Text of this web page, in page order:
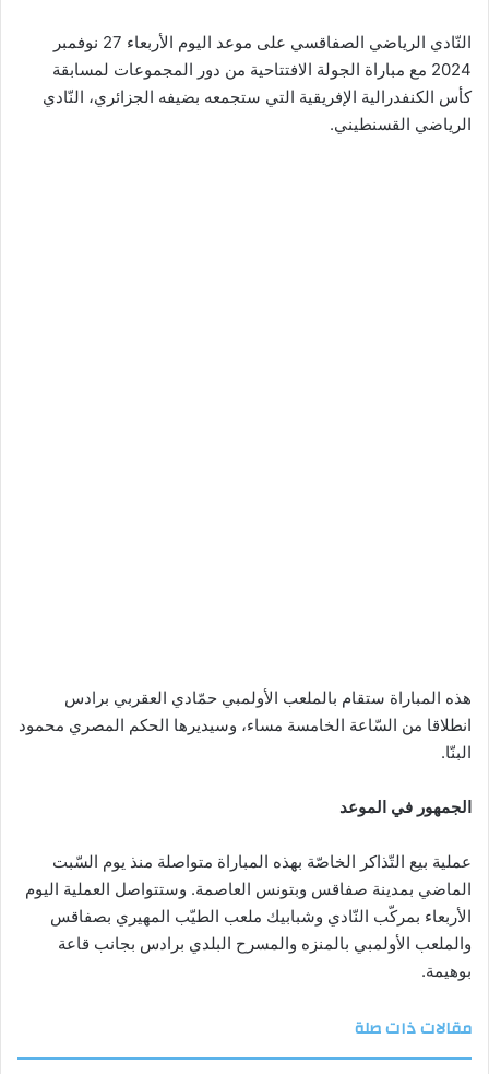
النّادي الرياضي الصفاقسي على موعد اليوم الأربعاء 27 نوفمبر
2024 مع مباراة الجولة الافتتاحية من دور المجموعات لمسابقة
كأس الكنفدرالية الإفريقية التي ستجمعه بضيفه الجزائري، النّادي
الرياضي القسنطيني.
هذه المباراة ستقام بالملعب الأولمبي حمّادي العقربي برادس
انطلاقا من السّاعة الخامسة مساء، وسيديرها الحكم المصري محمود
البنّا.
الجمهور في الموعد
عملية بيع التّذاكر الخاصّة بهذه المباراة متواصلة منذ يوم السّبت
الماضي بمدينة صفاقس وبتونس العاصمة. وستتواصل العملية اليوم
الأربعاء بمركّب النّادي وشبابيك ملعب الطيّب المهيري بصفاقس
والملعب الأولمبي بالمنزه والمسرح البلدي برادس بجانب قاعة
بوهيمة.
مقالات ذات صلة